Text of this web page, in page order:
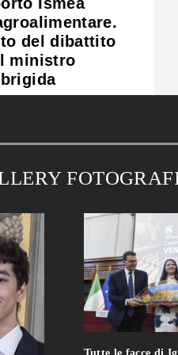
del dibattito
ministro